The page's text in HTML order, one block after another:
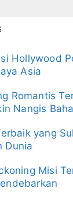
Hollywood
Asia
Romantis
Nangis
yang
Dunia
Misi